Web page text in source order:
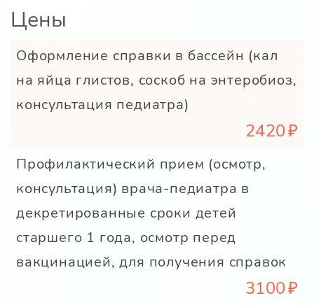
Цены
Оформление справки в бассейн (кал
на яйца глистов, соскоб на энтеробиоз,
консультация педиатра)
2420
Профилактический прием (осмотр,
консультация) врача-педиатра в
декретированные сроки детей
старшего 1 года, осмотр перед
вакцинацией, для получения справок
3100